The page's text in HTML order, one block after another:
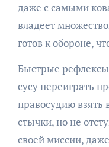
даже с самыми
владеет
готов к обороне,
Быстрые рефлексы
сусу переиграть
правосудию взять
стычки, но не
своей миссии,